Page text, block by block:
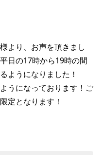
より、お声を頂きまし
日の17時から19時の間
ようになりました！
うになっております！ご
定となります！